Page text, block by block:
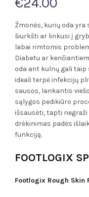
Žmonės, kurių oda
šiurkšti ar linkusi į
labai rimtomis
Diabetu ar
oda ant kulnų gali taip
ideali terpė infekcijų
sausos, lankantis
sąlygos pedikiūro
išsausėti, tapti negraži
drėkinimas padės
funkciją.
FOOTLOGIX
Footlogix Rough Skin